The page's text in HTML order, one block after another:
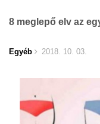
8 meglepő elv az
Egyéb 2018. 10. 03.